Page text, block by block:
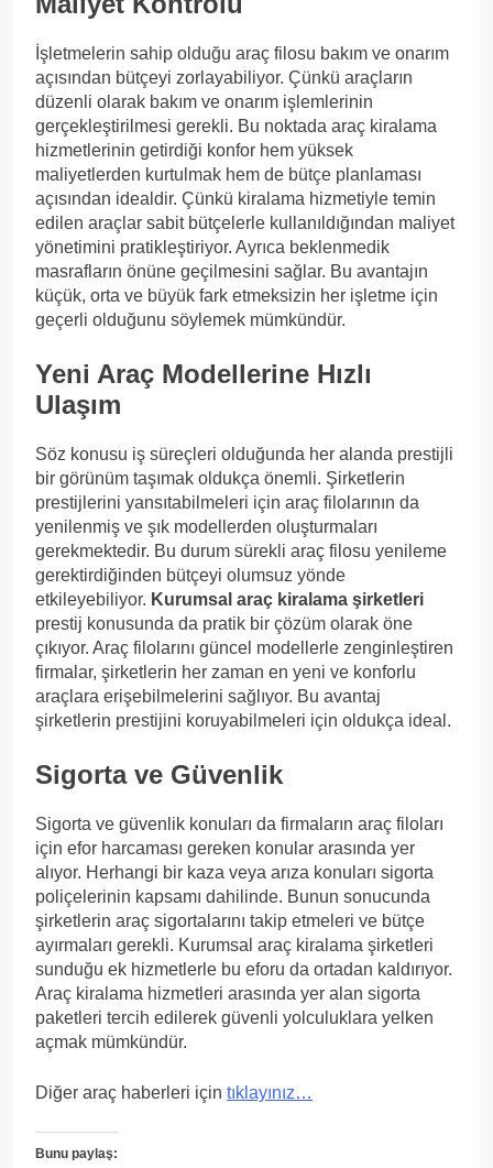
İşletmelerin sahip olduğu araç filosu bakım ve onarım
açısından bütçeyi zorlayabiliyor. Çünkü araçların
düzenli olarak bakım ve onarım işlemlerinin
gerçekleştirilmesi gerekli. Bu noktada araç kiralama
hizmetlerinin getirdiği konfor hem yüksek
maliyetlerden kurtulmak hem de bütçe planlaması
açısından idealdir. Çünkü kiralama hizmetiyle temin
edilen araçlar sabit bütçelerle kullanıldığından maliyet
yönetimini pratikleştiriyor. Ayrıca beklenmedik
masrafların önüne geçilmesini sağlar. Bu avantajın
küçük, orta ve büyük fark etmeksizin her işletme için
geçerli olduğunu söylemek mümkündür.
Yeni Araç Modellerine Hızlı
Ulaşım
Söz konusu iş süreçleri olduğunda her alanda prestijli
bir görünüm taşımak oldukça önemli. Şirketlerin
prestijlerini yansıtabilmeleri için araç filolarının da
yenilenmiş ve şık modellerden oluşturmaları
gerekmektedir. Bu durum sürekli araç filosu yenileme
gerektirdiğinden bütçeyi olumsuz yönde
etkileyebiliyor. Kurumsal araç kiralama şirketleri
prestij konusunda da pratik bir çözüm olarak öne
çıkıyor. Araç filolarını güncel modellerle zenginleştiren
firmalar, şirketlerin her zaman en yeni ve konforlu
araçlara erişebilmelerini sağlıyor. Bu avantaj
şirketlerin prestijini koruyabilmeleri için oldukça ideal.
Sigorta ve Güvenlik
Sigorta ve güvenlik konuları da firmaların araç filoları
için efor harcaması gereken konular arasında yer
alıyor. Herhangi bir kaza veya arıza konuları sigorta
poliçelerinin kapsamı dahilinde. Bunun sonucunda
şirketlerin araç sigortalarını takip etmeleri ve bütçe
ayırmaları gerekli. Kurumsal araç kiralama şirketleri
sunduğu ek hizmetlerle bu eforu da ortadan kaldırıyor.
Araç kiralama hizmetleri arasında yer alan sigorta
paketleri tercih edilerek güvenli yolculuklara yelken
açmak mümkündür.
Diğer araç haberleri için tıklayınız…
Bunu paylaş: